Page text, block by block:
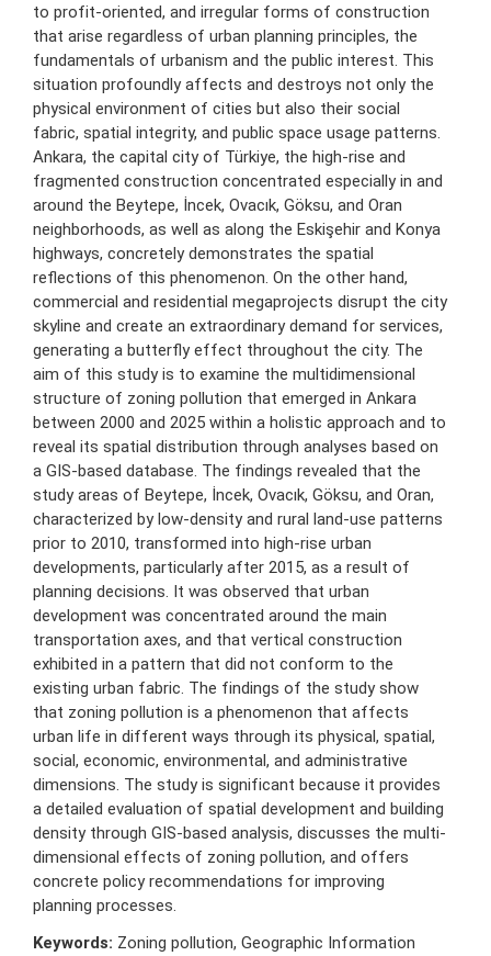
to profit-oriented, and irregular forms of construction
that arise regardless of urban planning principles, the
fundamentals of urbanism and the public interest. This
situation profoundly affects and destroys not only the
physical environment of cities but also their social
fabric, spatial integrity, and public space usage patterns.
Ankara, the capital city of Türkiye, the high-rise and
fragmented construction concentrated especially in and
around the Beytepe, İncek, Ovacık, Göksu, and Oran
neighborhoods, as well as along the Eskişehir and Konya
highways, concretely demonstrates the spatial
reflections of this phenomenon. On the other hand,
commercial and residential megaprojects disrupt the city
skyline and create an extraordinary demand for services,
generating a butterfly effect throughout the city. The
aim of this study is to examine the multidimensional
structure of zoning pollution that emerged in Ankara
between 2000 and 2025 within a holistic approach and to
reveal its spatial distribution through analyses based on
a GIS-based database. The findings revealed that the
study areas of Beytepe, İncek, Ovacık, Göksu, and Oran,
characterized by low-density and rural land-use patterns
prior to 2010, transformed into high-rise urban
developments, particularly after 2015, as a result of
planning decisions. It was observed that urban
development was concentrated around the main
transportation axes, and that vertical construction
exhibited in a pattern that did not conform to the
existing urban fabric. The findings of the study show
that zoning pollution is a phenomenon that affects
urban life in different ways through its physical, spatial,
social, economic, environmental, and administrative
dimensions. The study is significant because it provides
a detailed evaluation of spatial development and building
density through GIS-based analysis, discusses the multi-
dimensional effects of zoning pollution, and offers
concrete policy recommendations for improving
planning processes.
Keywords: Zoning pollution, Geographic Information